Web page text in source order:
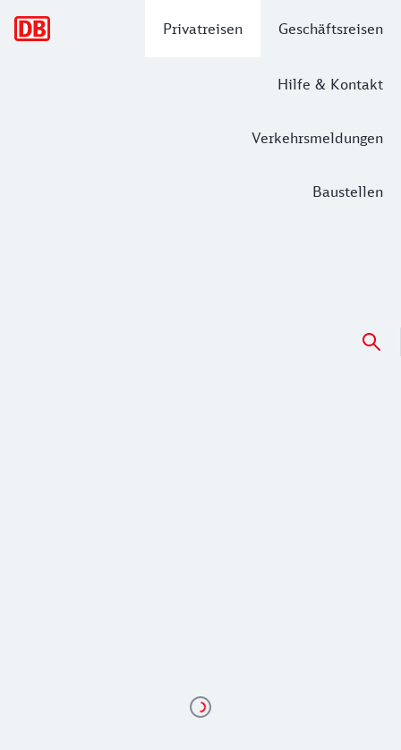
Privatreisen Geschäftsreisen
Hilfe & Kontakt
Verkehrsmeldungen
Baustellen